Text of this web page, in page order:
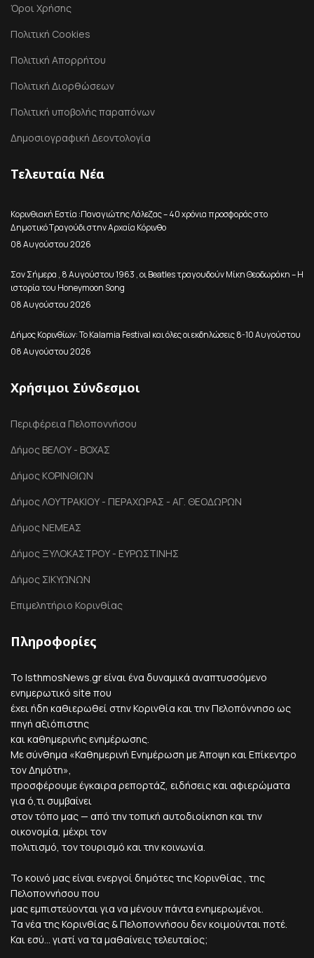
Όροι Χρήσης
Πολιτική Cookies
Πολιτική Απορρήτου
Πολιτική Διορθώσεων
Πολιτική υποβολής παραπόνων
Δημοσιογραφική Δεοντολογία
Τελευταία Νέα
Κορινθιακή Εστία :Παναγιώτης Λάλεζας – 40 χρόνια προσφοράς στο
Δημοτικό Τραγούδι στην Αρχαία Κόρινθο
08 Αυγούστου 2026
Σαν Σήμερα , 8 Αυγούστου 1963 , οι Beatles τραγουδούν Μίκη Θεοδωράκη – Η
ιστορία του Honeymoon Song
08 Αυγούστου 2026
Δήμος Κορινθίων: Το Kalamia Festival και όλες οι εκδηλώσεις 8-10 Αυγούστου
08 Αυγούστου 2026
Χρήσιμοι Σύνδεσμοι
Περιφέρεια Πελοποννήσου
Δήμος ΒΕΛΟΥ - ΒΟΧΑΣ
Δήμος ΚΟΡΙΝΘΙΩΝ
Δήμος ΛΟΥΤΡΑΚΙΟΥ - ΠΕΡΑΧΩΡΑΣ - ΑΓ. ΘΕΟΔΩΡΩΝ
Δήμος ΝΕΜΕΑΣ
Δήμος ΞΥΛΟΚΑΣΤΡΟΥ - ΕΥΡΩΣΤΙΝΗΣ
Δήμος ΣΙΚΥΩΝΩΝ
Επιμελητήριο Κορινθίας
Πληροφορίες
Το IsthmosNews.gr είναι ένα δυναμικά αναπτυσσόμενο
ενημερωτικό site που
έχει ήδη καθιερωθεί στην Κορινθία και την Πελοπόννησο ως
πηγή αξιόπιστης
και καθημερινής ενημέρωσης.
Με σύνθημα «Καθημερινή Ενημέρωση με Άποψη και Επίκεντρο
τον Δημότη»,
προσφέρουμε έγκαιρα ρεπορτάζ, ειδήσεις και αφιερώματα
για ό,τι συμβαίνει
στον τόπο μας — από την τοπική αυτοδιοίκηση και την
οικονομία, μέχρι τον
πολιτισμό, τον τουρισμό και την κοινωνία.
Το κοινό μας είναι ενεργοί δημότες της Κορινθίας , της
Πελοποννήσου που
μας εμπιστεύονται για να μένουν πάντα ενημερωμένοι.
Τα νέα της Κορινθίας & Πελοποννήσου δεν κοιμούνται ποτέ.
Και εσύ... γιατί να τα μαθαίνεις τελευταίος;